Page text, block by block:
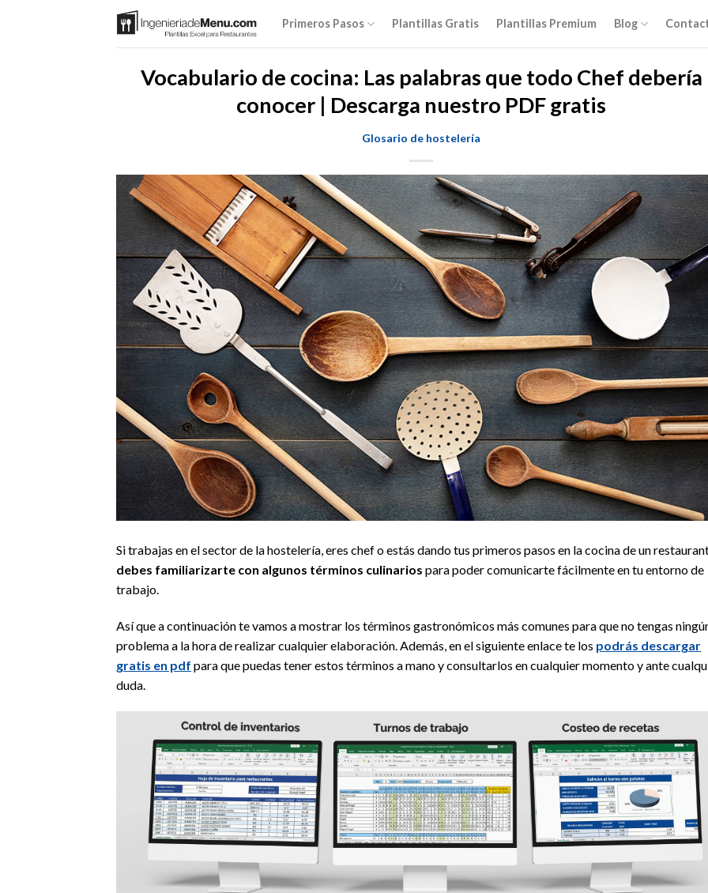
Primeros Pasos Plantillas Gratis Plantillas Premium Blog
Vocabulario de cocina: Las palabras que todo Chef debería
conocer | Descarga nuestro PDF gratis
Glosario de hostelería
Si trabajas en el sector de la hostelería, eres chef o estás dando tus primeros pasos en la cocina de un
debes familiarizarte con algunos términos culinarios para poder comunicarte fácilmente en tu entorno de
trabajo.
Así que a continuación te vamos a mostrar los términos gastronómicos más comunes para que no tengas
problema a la hora de realizar cualquier elaboración. Además, en el siguiente enlace te los podrás descargar
gratis en pdf para que puedas tener estos términos a mano y consultarlos en cualquier momento y ante
duda.